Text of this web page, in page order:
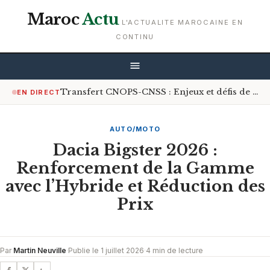
MarocActu L'ACTUALITE MAROCAINE EN
CONTINU
EN DIRECT Transfert CNOPS-CNSS : Enjeux et défis de la couverture médicale universelle
AUTO/MOTO
Dacia Bigster 2026 :
Renforcement de la Gamme
avec l’Hybride et Réduction des
Prix
Par Martin Neuville·Publie le 1 juillet 2026·4 min de lecture